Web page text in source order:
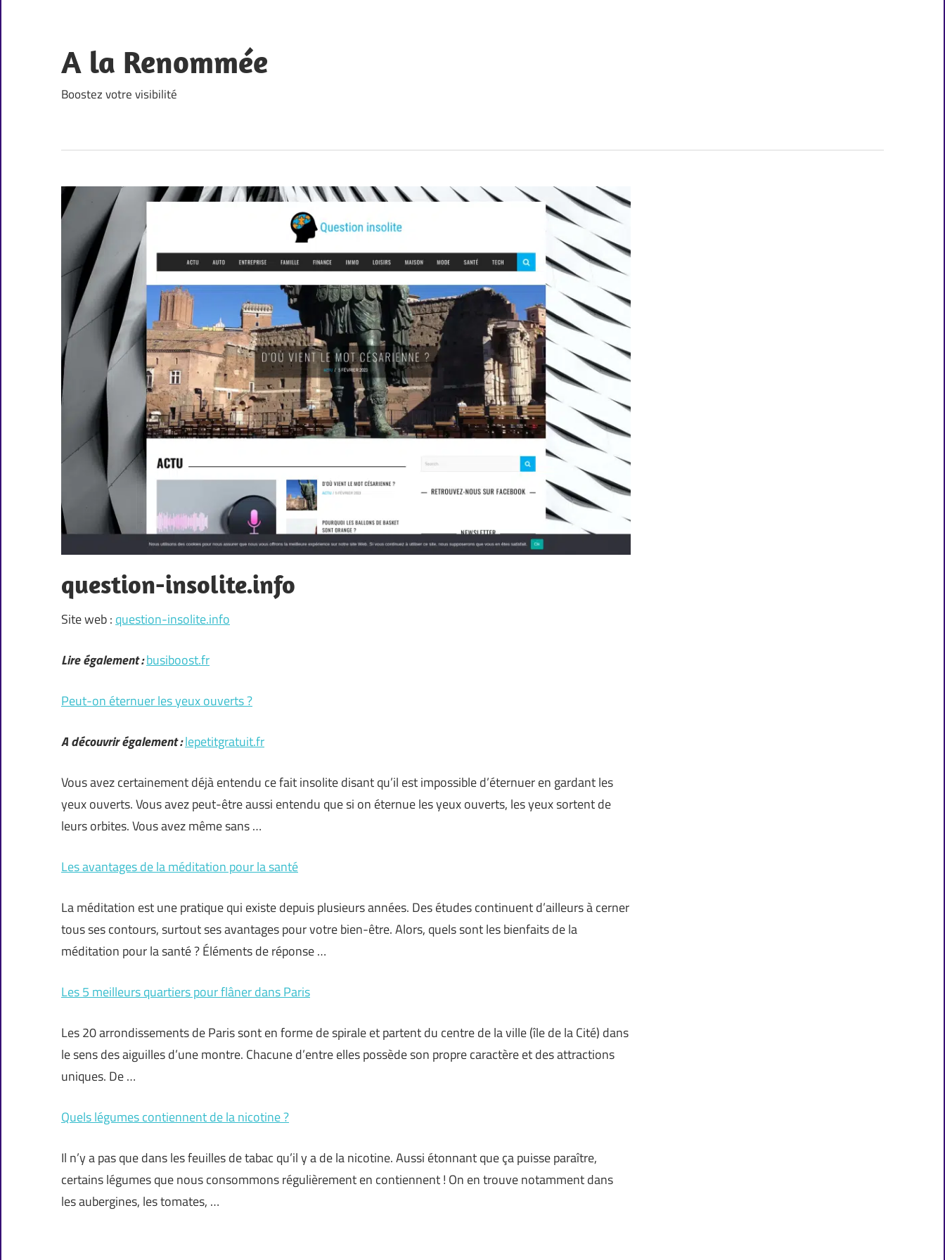
content
A la Renommée
Boostez votre visibilité
question-insolite.info
Site web : question-insolite.info
Lire également :busiboost.fr
Peut-on éternuer les yeux ouverts ?
A découvrir également :lepetitgratuit.fr
Vous avez certainement déjà entendu ce fait insolite disant qu’il est impossible d’éternuer en gardant les
yeux ouverts. Vous avez peut-être aussi entendu que si on éternue les yeux ouverts, les yeux sortent de
leurs orbites. Vous avez même sans …
Les avantages de la méditation pour la santé
La méditation est une pratique qui existe depuis plusieurs années. Des études continuent d’ailleurs à cerner
tous ses contours, surtout ses avantages pour votre bien-être. Alors, quels sont les bienfaits de la
méditation pour la santé ? Éléments de réponse …
Les 5 meilleurs quartiers pour flâner dans Paris
Les 20 arrondissements de Paris sont en forme de spirale et partent du centre de la ville (île de la Cité) dans
le sens des aiguilles d’une montre. Chacune d’entre elles possède son propre caractère et des attractions
uniques. De …
Quels légumes contiennent de la nicotine ?
Il n’y a pas que dans les feuilles de tabac qu’il y a de la nicotine. Aussi étonnant que ça puisse paraître,
certains légumes que nous consommons régulièrement en contiennent ! On en trouve notamment dans
les aubergines, les tomates, …